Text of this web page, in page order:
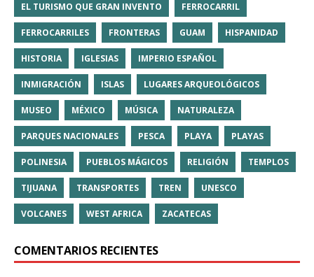
EL TURISMO QUE GRAN INVENTO FERROCARRIL
FERROCARRILES FRONTERAS GUAM HISPANIDAD
HISTORIA IGLESIAS IMPERIO ESPAÑOL
INMIGRACIÓN ISLAS LUGARES ARQUEOLÓGICOS
MUSEO MÉXICO MÚSICA NATURALEZA
PARQUES NACIONALES PESCA PLAYA PLAYAS
POLINESIA PUEBLOS MÁGICOS RELIGIÓN TEMPLOS
TIJUANA TRANSPORTES TREN UNESCO
VOLCANES WEST AFRICA ZACATECAS
COMENTARIOS RECIENTES